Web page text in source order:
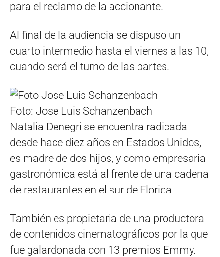
para el reclamo de la accionante.
Al final de la audiencia se dispuso un
cuarto intermedio hasta el viernes a las 10,
cuando será el turno de las partes.
Foto: Jose Luis Schanzenbach
Natalia Denegri se encuentra radicada
desde hace diez años en Estados Unidos,
es madre de dos hijos, y como empresaria
gastronómica está al frente de una cadena
de restaurantes en el sur de Florida.
También es propietaria de una productora
de contenidos cinematográficos por la que
fue galardonada con 13 premios Emmy.